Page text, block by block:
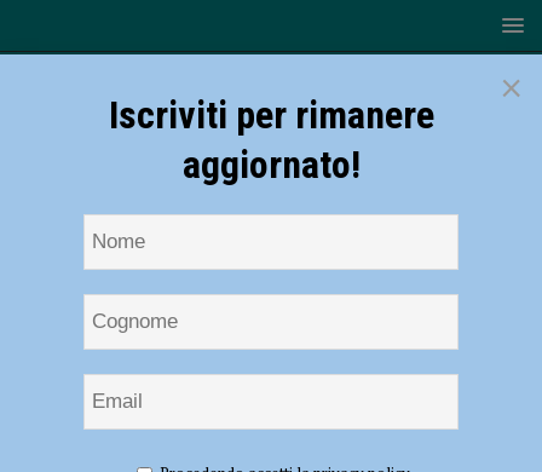
×
Iscriviti per rimanere
aggiornato!